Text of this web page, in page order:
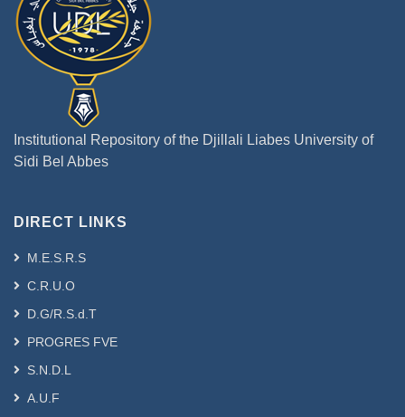
Institutional Repository of the Djillali Liabes University of
Sidi Bel Abbes
DIRECT LINKS
M.E.S.R.S
C.R.U.O
D.G/R.S.d.T
PROGRES FVE
S.N.D.L
A.U.F